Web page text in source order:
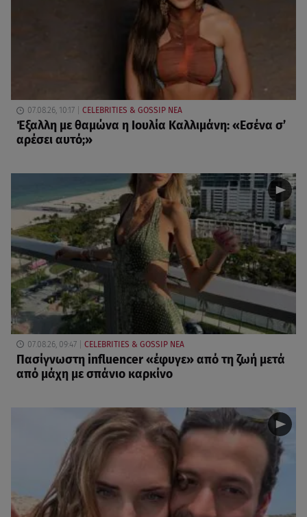
07.08.26, 10:17 CELEBRITIES & GOSSIP ΝΕΑ
Έξαλλη με θαμώνα η Ιουλία Καλλιμάνη: «Εσένα σ’
αρέσει αυτό;»
07.08.26, 09:47 CELEBRITIES & GOSSIP ΝΕΑ
Πασίγνωστη influencer «έφυγε» από τη ζωή μετά
από μάχη με σπάνιο καρκίνο